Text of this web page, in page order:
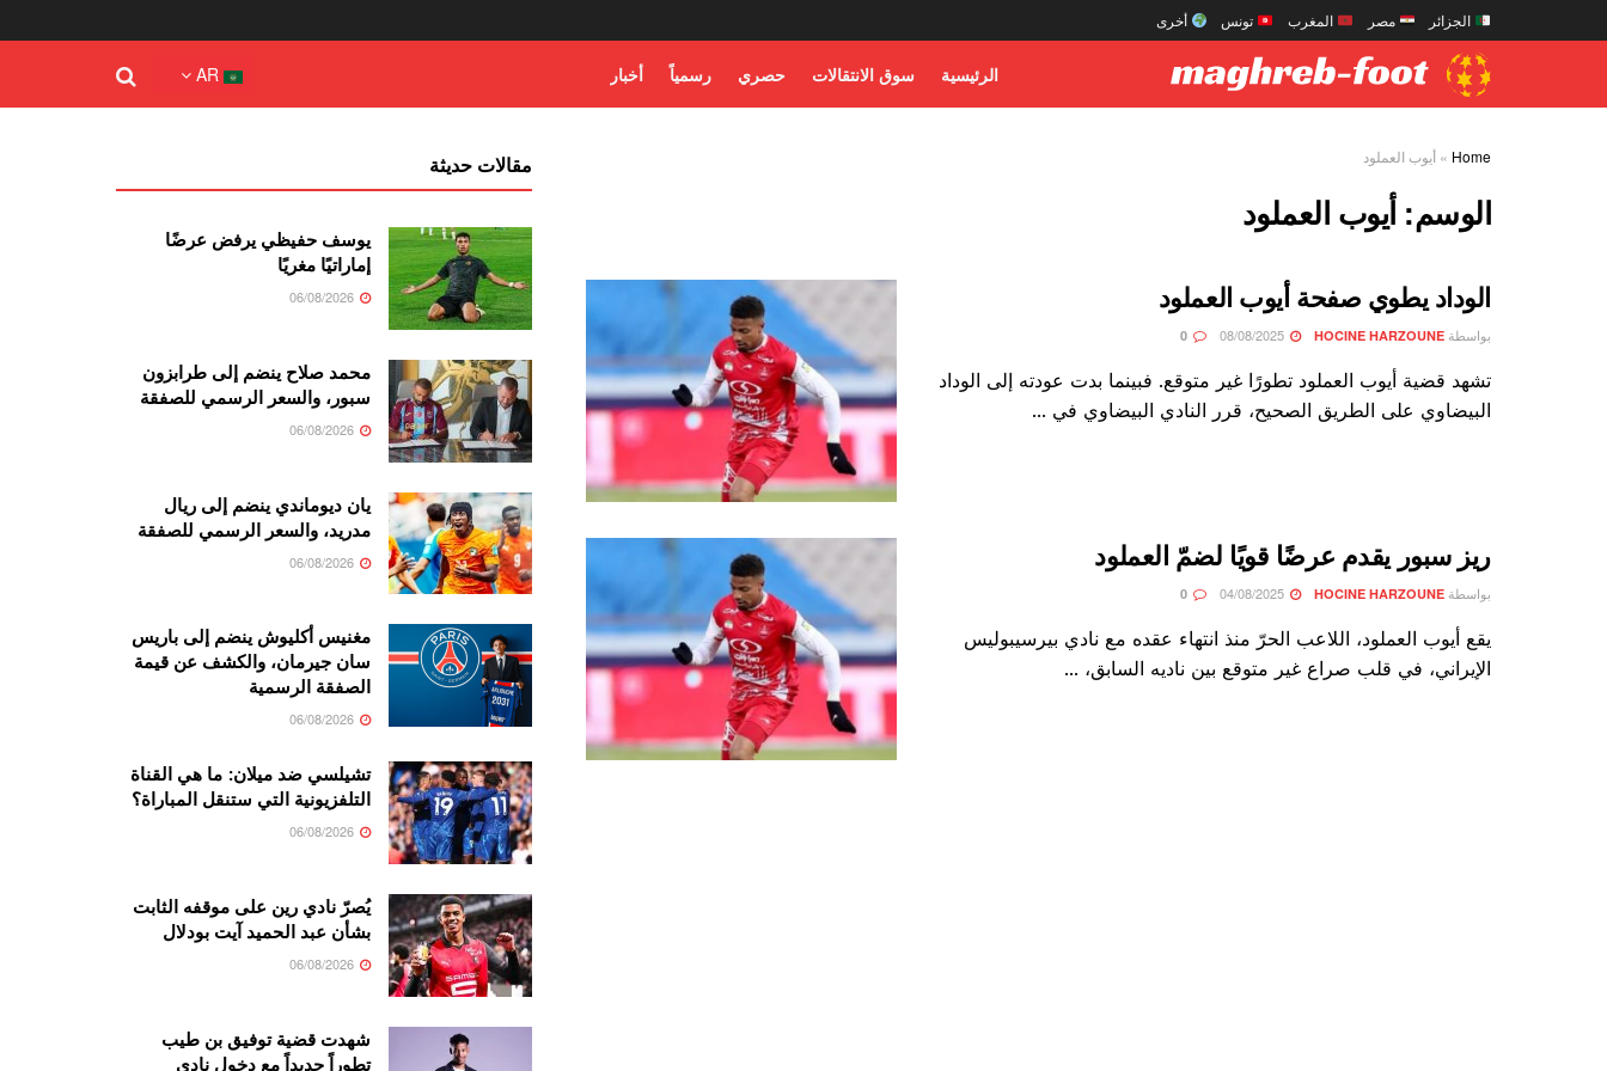
الجزائر مصر المغرب تونس أخرى
الرئيسية سوق الانتقالات حصري رسمياً أخبار AR
Home
» أيوب العملود
الوسم:أيوب العملود
الوداد يطوي صفحة أيوب العملود
بواسطة HOCINE HARZOUNE
تشهد قضية أيوب العملود تطورًا غير متوقع. فبينما بدت عودته إلى الوداد
البيضاوي على الطريق الصحيح، قرر النادي البيضاوي في ...
ريز سبور يقدم عرضًا قويًا لضمّ العملود
بواسطة HOCINE HARZOUNE
يقع أيوب العملود، اللاعب الحرّ منذ انتهاء عقده مع نادي بيرسيبوليس
الإيراني، في قلب صراع غير متوقع بين ناديه السابق، ...
مقالات حديثة
يوسف حفيظي يرفض عرضًا
إماراتيًا مغريًا
محمد صلاح ينضم إلى طرابزون
سبور، والسعر الرسمي للصفقة
يان ديوماندي ينضم إلى ريال
مدريد، والسعر الرسمي للصفقة
مغنيس أكليوش ينضم إلى باريس
سان جيرمان، والكشف عن قيمة
الصفقة الرسمية
تشيلسي ضد ميلان: ما هي القناة
التلفزيونية التي ستنقل المباراة؟
يُصرّ نادي رين على موقفه الثابت
بشأن عبد الحميد آيت بودلال
شهدت قضية توفيق بن طيب
تطوراً جديداً مع دخول نادي